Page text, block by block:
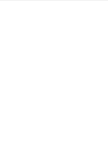
83400 HYERES